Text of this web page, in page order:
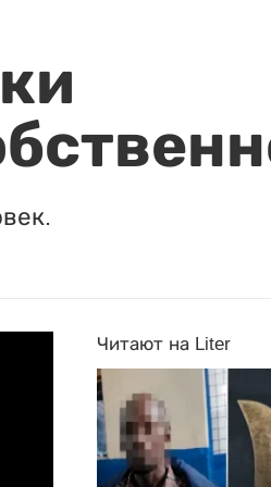
Читают на Liter